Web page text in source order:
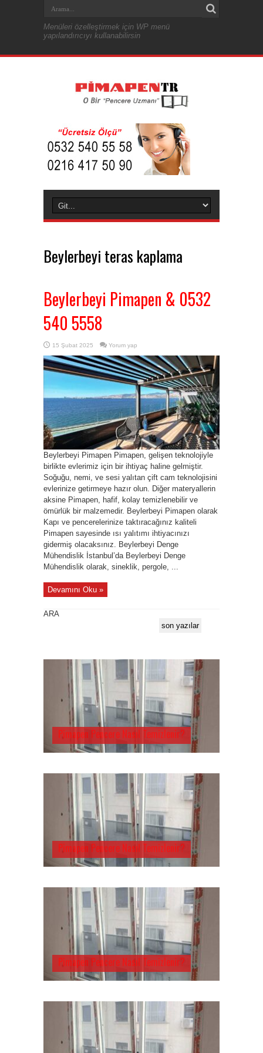
Menüleri özelleştirmek için WP menü
yapılandırıcıyı kullanabilirsin
Beylerbeyi teras kaplama
Beylerbeyi Pimapen & 0532
540 5558
15 Şubat 2025 Yorum yap
Beylerbeyi Pimapen Pimapen, gelişen teknolojiyle
birlikte evlerimiz için bir ihtiyaç haline gelmiştir.
Soğuğu, nemi, ve sesi yalıtan çift cam teknolojisini
evlerinize getirmeye hazır olun. Diğer materyallerin
aksine Pimapen, hafif, kolay temizlenebilir ve
ömürlük bir malzemedir. Beylerbeyi Pimapen olarak
Kapı ve pencerelerinize taktıracağınız kaliteli
Pimapen sayesinde ısı yalıtımı ihtiyacınızı
gidermiş olacaksınız. Beylerbeyi Denge
Mühendislik İstanbul’da Beylerbeyi Denge
Mühendislik olarak, sineklik, pergole, ...
Devamını Oku »
ARA
son yazılar
Pimapen Pencere Nasıl Temizlenir?
Pimapen Pencere Nasıl Temizlenir?
Pimapen Pencere Nasıl Temizlenir?